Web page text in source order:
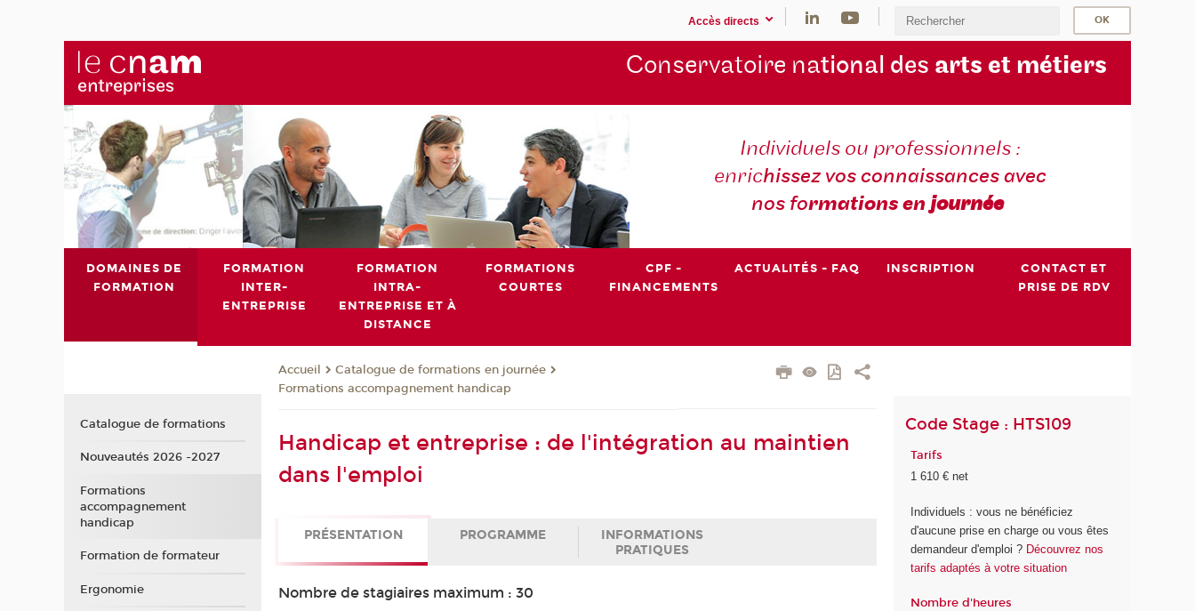
Accès directs
Conservatoire national des arts et métiers
Individuels ou professionnels :
enrichissez vos connaissances avec
nos formations enjournée
DOMAINES DE
FORMATION
FORMATION
INTER-
ENTREPRISE
FORMATION
INTRA-
ENTREPRISE ET À
DISTANCE
FORMATIONS
COURTES
CPF -
FINANCEMENTS
ACTUALITÉS - FAQ INSCRIPTION
CONTACT ET
PRISE DE RDV
Accueil
Catalogue de formations en journée
Formations accompagnement handicap
Handicap et entreprise : de l'intégration au maintien
dans l'emploi
PRÉSENTATION PROGRAMME
INFORMATIONS
PRATIQUES
Nombre de stagiaires maximum : 30
Code Stage : HTS109
Tarifs
1 610 € net
Individuels : vous ne bénéficiez
d'aucune prise en charge ou vous êtes
demandeur d'emploi ? Découvrez nos
tarifs adaptés à votre situation
Nombre d'heures
Catalogue de formations
Nouveautés 2026 -2027
Formations
accompagnement
handicap
Formation de formateur
Ergonomie